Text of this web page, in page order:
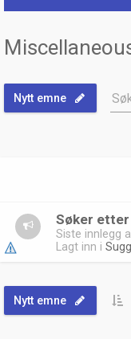
Nytt emne
Søker
Siste innlegg
Lagt inn i
Nytt emne